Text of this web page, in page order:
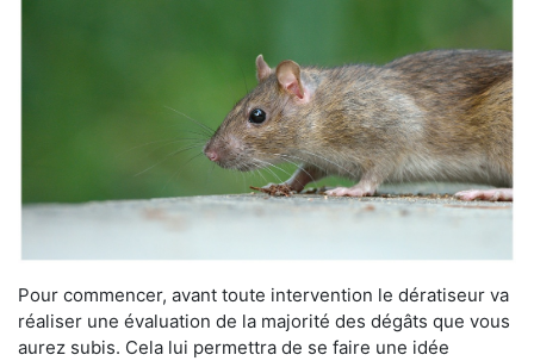
Pour commencer, avant toute intervention le dératiseur va
réaliser une évaluation de la majorité des dégâts que vous
aurez subis. Cela lui permettra de se faire une idée